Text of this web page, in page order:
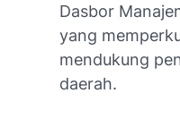
Dasbor
yang
mendukung
daerah.